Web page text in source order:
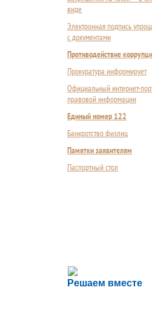
виде
Электронная подпись
с документами
Противодействие
Прокуратура информирует
Официальный интернет-
правовой информации
Единый номер 122
Банкротство физлиц
Памятки заявителям
Паспортный стол
Решаем вместе
Сложности с
Сообщите об этом